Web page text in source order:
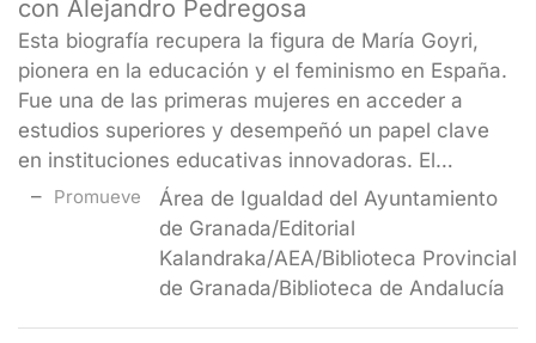
con Alejandro Pedregosa
Esta biografía recupera la figura de María Goyri,
pionera en la educación y el feminismo en España.
Fue una de las primeras mujeres en acceder a
estudios superiores y desempeñó un papel clave
en instituciones educativas innovadoras. El…
Promueve
Área de Igualdad del Ayuntamiento
de Granada/Editorial
Kalandraka/AEA/Biblioteca Provincial
de Granada/Biblioteca de Andalucía